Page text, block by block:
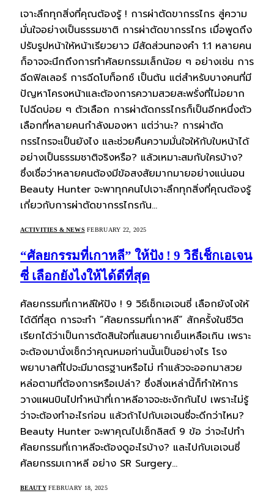
เจาะลึกทุกสิ่งที่คุณต้องรู้ ! การผ่าตัดขากรรไกร สู่ความ
มั่นใจอย่างเป็นธรรมชาติ การผ่าตัดขากรรไกร เมื่อพูดถึง
ปรับรูปหน้าให้หน้าเรียวยาว มีสัดส่วนทองคำ 1:1 หลายคน
ก็อาจจะนึกถึงการทำศัลยกรรมเล็กน้อย ๆ อย่างเช่น การ
ฉีดฟิลเลอร์ การฉีดโบท็อกซ์ เป็นต้น แต่สำหรับบางคนที่มี
ปัญหาโครงหน้าและต้องการความสวยสะพรั่งที่ไม่อยาก
ไปฉีดบ่อย ๆ ตัวเลือก การผ่าตัดกรรไกรก็เป็นอีกหนึ่งตัว
เลือกที่หลายคนกำลังมองหา แต่ว่านะ? การผ่าตัด
กรรไกรจะเป็นยังไง และช่วยคืนความมั่นใจให้กับใบหน้าได้
อย่างเป็นธรรมชาติจริงหรือ? แล้วเหมาะสมกับใครบ้าง?
ซึ่งเชื่อว่าหลายคนต้องมีข้อสงสัยมากมายอย่างแน่นอน
Beauty Hunter จะพาทุกคนไปเจาะลึกทุกสิ่งที่คุณต้องรู้
เกี่ยวกับการผ่าตัดขากรรไกรกัน…
ACTIVITIES & NEWS FEBRUARY 22, 2025
“ศัลยกรรมที่เกาหลี” ให้ปัง ! 9 วิธีเช็กเอเจน
ซี่ เลือกยังไงให้ได้ดีที่สุด
ศัลยกรรมที่เกาหลีให้ปัง ! 9 วิธีเช็กเอเจนซี่ เลือกยังไงให้
ได้ดีที่สุด การจะทำ “ศัลยกรรมที่เกาหลี” สักครั้งในชีวิต
เรียกได้ว่าเป็นการตัดสินใจที่แสนยากเย็นเหลือเกิน เพราะ
จะต้องมานั่งเช็กว่าคุณหมอท่านนั้นเป็นอย่างไร โรง
พยาบาลที่ไปจะมีมาตรฐานหรือไม่ ทำแล้วจะออกมาสวย
หล่อตามที่ต้องการหรือเปล่า? ซึ่งสิ่งเหล่านี้ก็ทำให้การ
วางแผนบินไปทำหน้าที่เกาหลีอาจจะชะงักกันไป เพราะไม่รู้
ว่าจะต้องทำอะไรก่อน แล้วถ้าไปกับเอเจนซี่จะดีกว่าไหม?
Beauty Hunter จะพาคุณไปเช็กลิสต์ 9 ข้อ ว่าจะไปทำ
ศัลยกรรมที่เกาหลีจะต้องดูอะไรบ้าง? และไปกับเอเจนซี่
ศัลยกรรมเกาหลี อย่าง SR Surgery…
BEAUTY FEBRUARY 18, 2025